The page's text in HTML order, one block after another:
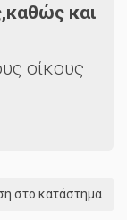
και
οίκους